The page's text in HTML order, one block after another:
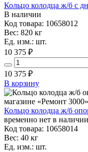
Кольцо колодца ж/б с
В наличии
Код товара: 10658012
Вес: 820 кг
Ед. изм.: шт.
10 375 ₽
10 375 ₽
В корзину
Кольцо колодца ж/б
временно нет в наличии
Код товара: 10658014
Вес: 40 кг
Ед. изм.: шт.